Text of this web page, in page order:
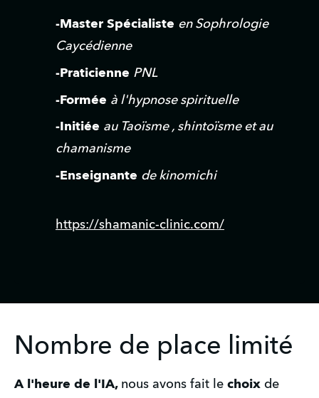
-Master Spécialiste en Sophrologie
Caycédienne
-Praticienne PNL
-Formée à l'hypnose spirituelle
-Initiée au Taoïsme , shintoïsme et au
chamanisme
-Enseignante de kinomichi
https://shamanic-clinic.com/
Nombre de place limité
A l'heure de l'IA, nous avons fait le choix de